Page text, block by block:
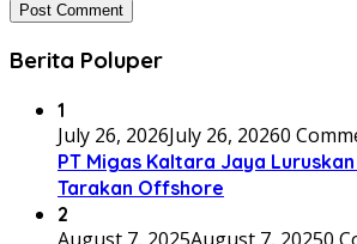
Berita Poluper
1
July 26, 2026July 26, 20260
PT Migas Kaltara Jaya
Tarakan Offshore
2
August 7, 2025August 7, 20250